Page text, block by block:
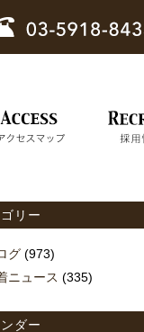
リー
グ (973)
ニュース (335)
ダー